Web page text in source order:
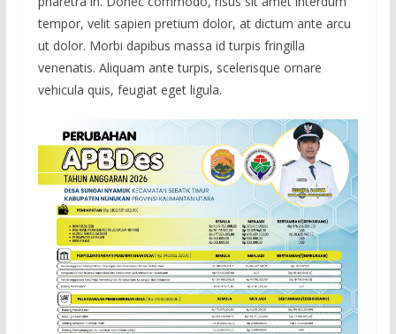
tempor, velit sapien pretium dolor, at dictum ante arcu
ut dolor. Morbi dapibus massa id turpis fringilla
venenatis. Aliquam ante turpis, scelerisque ornare
vehicula quis, feugiat eget ligula.